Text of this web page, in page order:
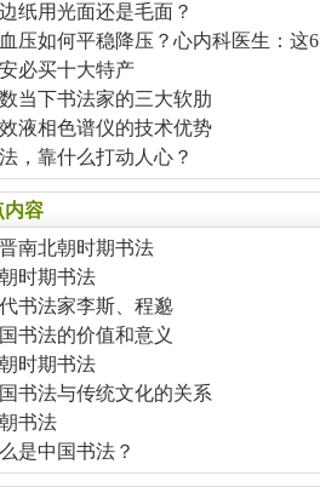
纸用光面还是毛面？
压如何平稳降压？心内科医生：这6
必买十大特产
当下书法家的三大软肋
液相色谱仪的技术优势
，靠什么打动人心？
内容
南北朝时期书法
时期书法
书法家李斯、程邈
书法的价值和意义
时期书法
书法与传统文化的关系
书法
是中国书法？